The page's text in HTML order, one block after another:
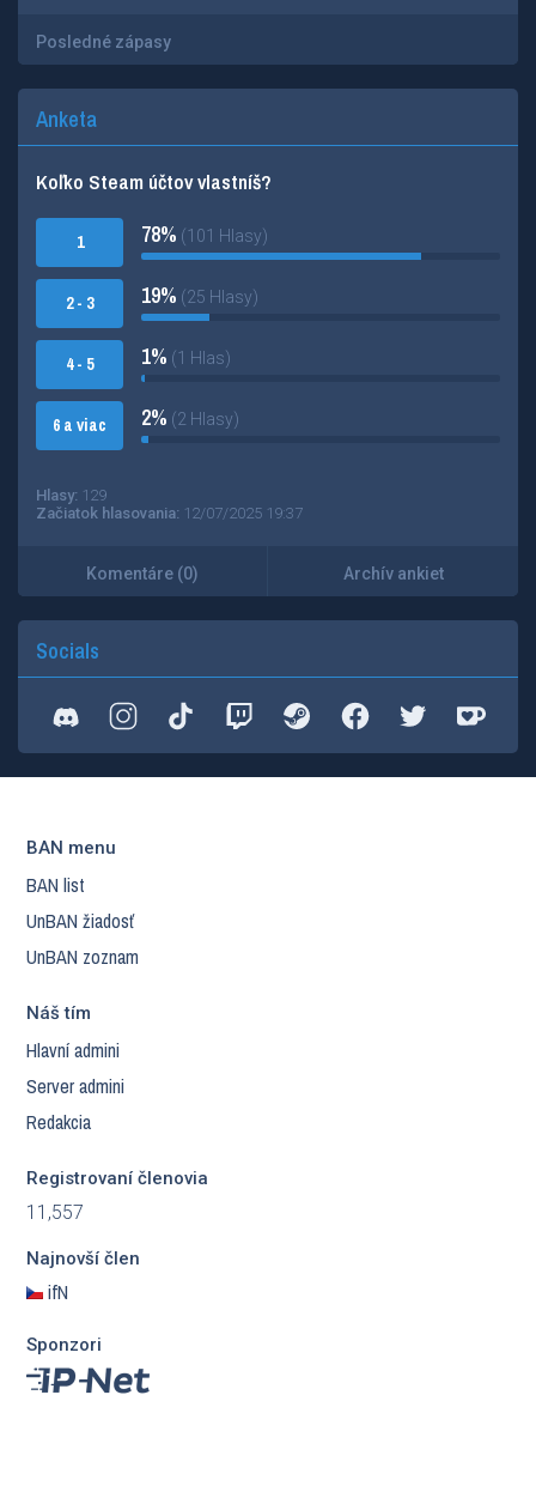
Posledné zápasy
Anketa
Koľko Steam účtov vlastníš?
1
2 - 3
4 - 5
6 a viac
78% (101 Hlasy)
19% (25 Hlasy)
1% (1 Hlas)
2% (2 Hlasy)
Hlasy: 129
Začiatok hlasovania: 12/07/2025 19:37
Komentáre (0) Archív ankiet
Socials
BAN menu
BAN list
UnBAN žiadosť
UnBAN zoznam
Náš tím
Hlavní admini
Server admini
Redakcia
Registrovaní členovia
11,557
Najnovší člen
ifN
Sponzori